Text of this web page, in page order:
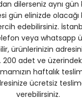
dilerseniz aynı gün
gün elinizde
edebilirsiniz.
veya whatsapp
ürünlerinizin
200 adet ve
haftalık
ücretsiz
verebilirsiniz.